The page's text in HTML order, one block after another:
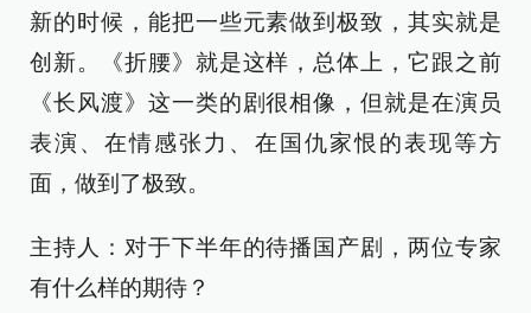
新的时候，能把一些元素做到极致，其实就是
创新。《折腰》就是这样，总体上，它跟之前
《长风渡》这一类的剧很相像，但就是在演员
表演、在情感张力、在国仇家恨的表现等方
面，做到了极致。
主持人：对于下半年的待播国产剧，两位专家
有什么样的期待？